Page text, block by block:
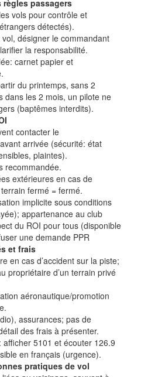
passagers
vols pour contrôle et
détectés).
désigner le commandant
la responsabilité.
carnet papier et
du printemps, sans 2
dans les 2 mois, un pilote ne
(baptêmes interdits).
contacter le
arrivée (sécurité: état
plaintes).
recommandée.
extérieures en cas de
fermé = fermé.
implicite sous conditions
appartenance au club
du ROI pour tous (disponible
une demande PPR
et frais
en cas d’accident sur la piste;
propriétaire d’un terrain privé
aéronautique/promotion
assurances; pas de
des frais à présenter.
5101 et écouter 126.9
en français (urgence).
pratiques de vol